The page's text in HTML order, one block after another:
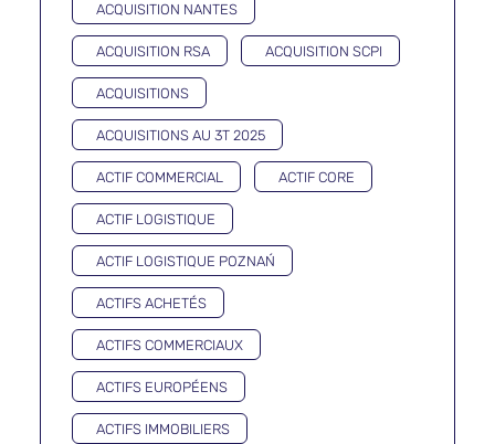
ACQUISITION NANTES
ACQUISITION RSA ACQUISITION SCPI
ACQUISITIONS
ACQUISITIONS AU 3T 2025
ACTIF COMMERCIAL ACTIF CORE
ACTIF LOGISTIQUE
ACTIF LOGISTIQUE POZNAŃ
ACTIFS ACHETÉS
ACTIFS COMMERCIAUX
ACTIFS EUROPÉENS
ACTIFS IMMOBILIERS